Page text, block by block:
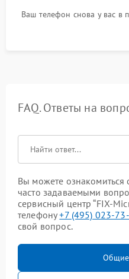
Ваш телефон снова у вас в
FAQ. Ответы на
Вы можете
часто задаваемыми
сервисный центр “FIX-
телефону+7 (495) 023-
свой вопрос.
Общие